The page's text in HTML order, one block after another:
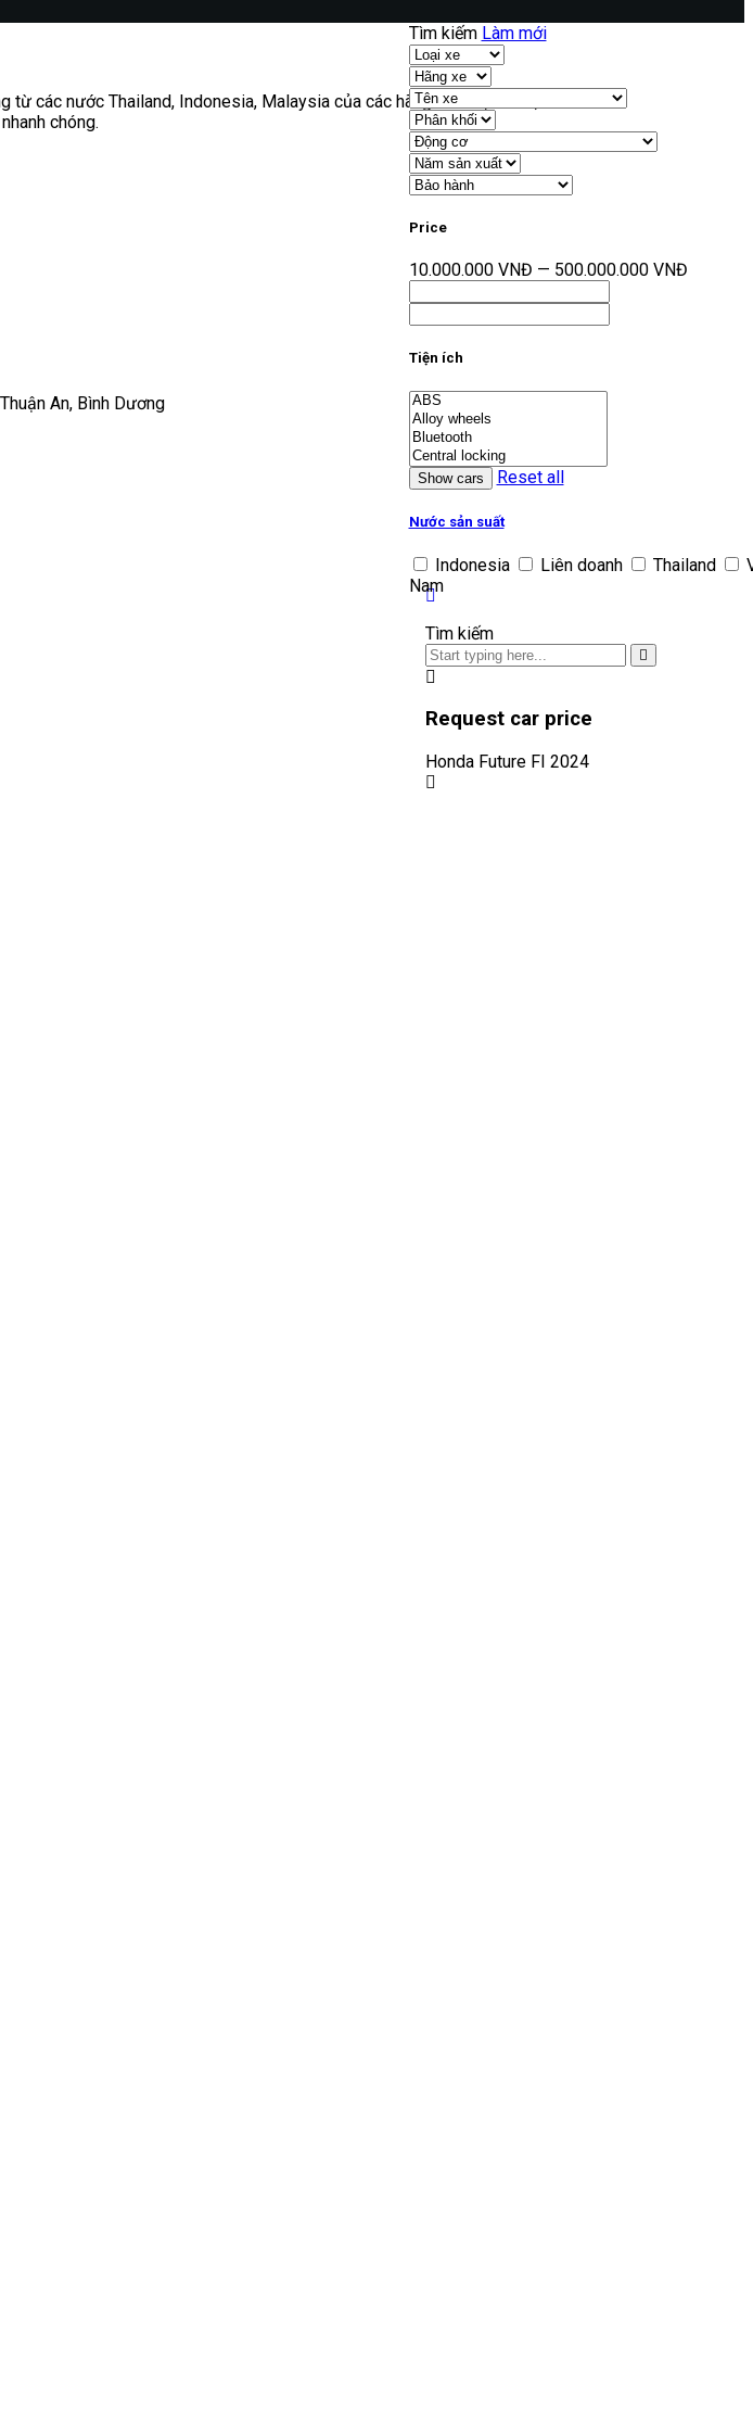
Tìm kiếm Làm mới
Price
10.000.000 VNĐ — 500.000.000 VNĐ
Tiện ích
Reset all
Nước sản suất
Indonesia Liên doanh Thailand
Nam
các nước Thailand, Indonesia, Malaysia của các hãng Honda, Suzki, Yamaha.
chóng.
An, Bình Dương
Tìm kiếm
Request car price
Honda Future FI 2024